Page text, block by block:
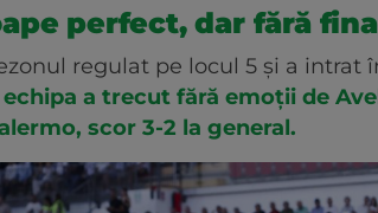
perfect, dar fără
regulat pe locul 5 și a intrat
echipa a trecut fără emoții de
scor 3-2 la general.